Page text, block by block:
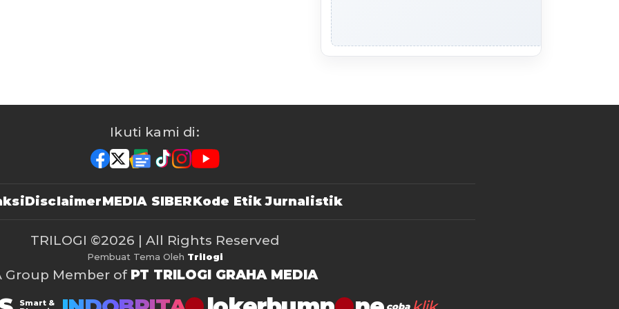
Ikuti kami di:
DisclaimerMEDIA SIBERKode Etik Jurnalistik
TRILOGI ©2026 | All Rights Reserved
Pembuat Tema Oleh Trilogi
Group Member of PT TRILOGI GRAHA MEDIA
Smart &
coba